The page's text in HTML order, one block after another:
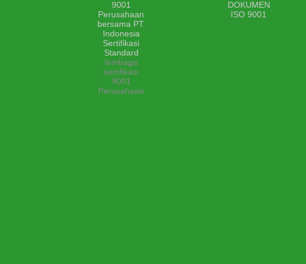
lembaga
sertifikasi
9001
Perusahaan